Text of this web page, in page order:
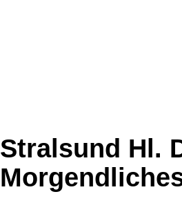
Stralsund Hl.